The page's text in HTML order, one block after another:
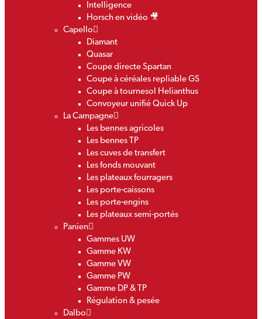
Intelligence
Horsch en vidéo 🎥
Capello
Diamant
Quasar
Coupe directe Spartan
Coupe à céréales repliable GS
Coupe à tournesol Helianthus
Convoyeur unifié Quick Up
La Campagne
Les bennes agricoles
Les bennes TP
Les cuves de transfert
Les fonds mouvant
Les plateaux fourragers
Les porte-caissons
Les porte-engins
Les plateaux semi-portés
Panien
Gammes UW
Gamme KW
Gamme VW
Gamme PW
Gamme DP & TP
Régulation & pesée
Dalbo